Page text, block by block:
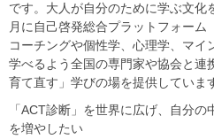
です。大人が自分のために学ぶ文化
月に自己啓発総合プラットフォーム
コーチングや個性学、心理学、マイ
学べるよう全国の専門家や協会と連
育て直す」学びの場を提供していま
「ACT診断」を世界に広げ、自分
を増やしたい​